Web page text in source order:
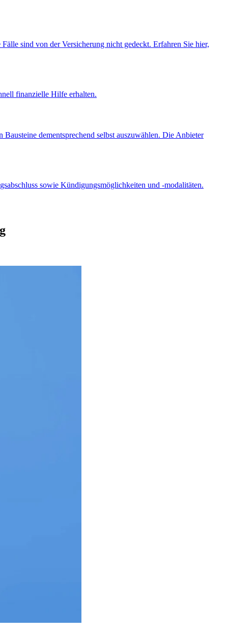
sind von der Versicherung nicht gedeckt. Erfahren Sie hier,
finanzielle Hilfe erhalten.
dementsprechend selbst auszuwählen. Die Anbieter
sowie Kündigungsmöglichkeiten und -modalitäten.